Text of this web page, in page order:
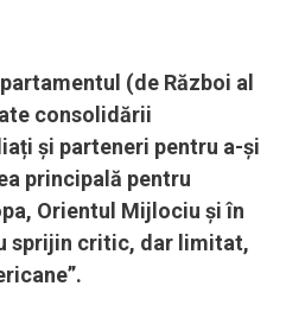
(de Război al
consolidării
și parteneri pentru a-și
principală pentru
Orientul Mijlociu și în
sprijin critic, dar limitat,